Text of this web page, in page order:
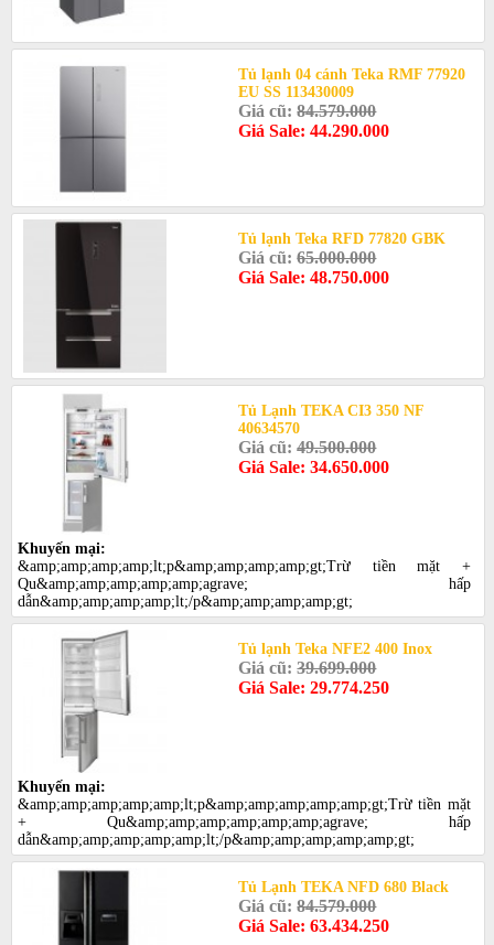
Tủ lạnh 04 cánh Teka RMF 77920
EU SS 113430009
Giá cũ:84.579.000
Giá Sale: 44.290.000
Tủ lạnh Teka RFD 77820 GBK
Giá cũ:65.000.000
Giá Sale: 48.750.000
Tủ Lạnh TEKA CI3 350 NF
40634570
Giá cũ:49.500.000
Giá Sale: 34.650.000
Khuyến mại:
&amp;amp;amp;amp;lt;p&amp;amp;amp;amp;gt;Trừ tiền mặt +
Qu&amp;amp;amp;amp;amp;agrave; hấp
dẫn&amp;amp;amp;amp;lt;/p&amp;amp;amp;amp;gt;
Tủ lạnh Teka NFE2 400 Inox
Giá cũ:39.699.000
Giá Sale: 29.774.250
Khuyến mại:
&amp;amp;amp;amp;amp;lt;p&amp;amp;amp;amp;amp;gt;Trừ tiền mặt
+ Qu&amp;amp;amp;amp;amp;amp;agrave; hấp
dẫn&amp;amp;amp;amp;amp;lt;/p&amp;amp;amp;amp;amp;gt;
Tủ Lạnh TEKA NFD 680 Black
Giá cũ:84.579.000
Giá Sale: 63.434.250